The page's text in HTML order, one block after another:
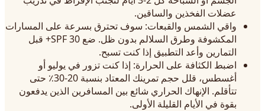
عضلات الفخذين والساقين.
واقي الشمس والقبعات: سوف تحترق بسرعة على المسارات
المكشوفة وطرق السلالم بدون ظل. ضع SPF 30+ قبل
التمارين وأعد التطبيق إذا كنت تسبح.
اضبط الكثافة على الحرارة: إذا كنت تزور في يوليو أو
أغسطس، قلل حجم تمرينك المعتاد بنسبة 20-30٪ حتى
تتأقلم. الإنهاك الحراري شائع بين المسافرين الذين يدفعون
بقوة في الأيام القليلة الأولى.